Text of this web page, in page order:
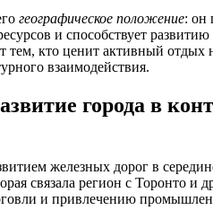
географическое положение: он
и способствует
тем, кто ценит активный отдых
взаимодействия.
города в
железных дорог в
связала регион с Торонто и
и привлечению